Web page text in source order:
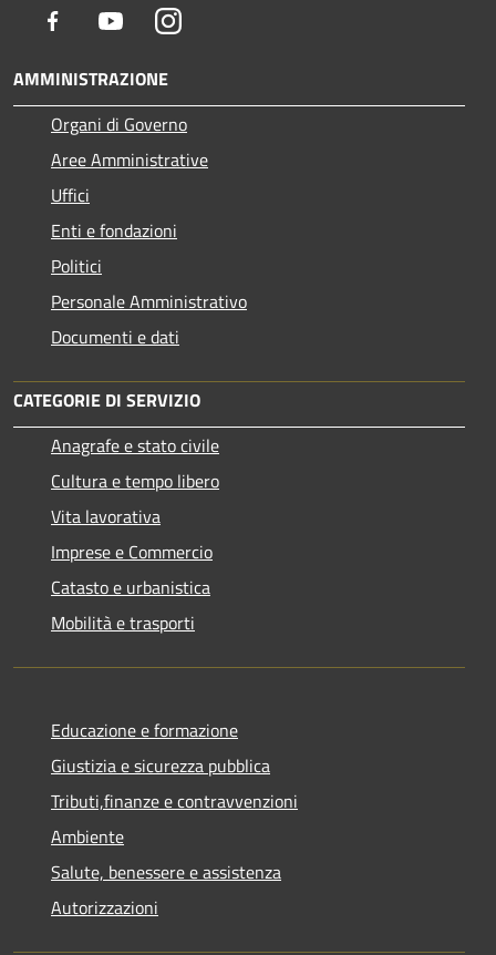
Facebook YoutubeInstagram
AMMINISTRAZIONE
Organi di Governo
Aree Amministrative
Uffici
Enti e fondazioni
Politici
Personale Amministrativo
Documenti e dati
CATEGORIE DI SERVIZIO
Anagrafe e stato civile
Cultura e tempo libero
Vita lavorativa
Imprese e Commercio
Catasto e urbanistica
Mobilità e trasporti
Educazione e formazione
Giustizia e sicurezza pubblica
Tributi,finanze e contravvenzioni
Ambiente
Salute, benessere e assistenza
Autorizzazioni